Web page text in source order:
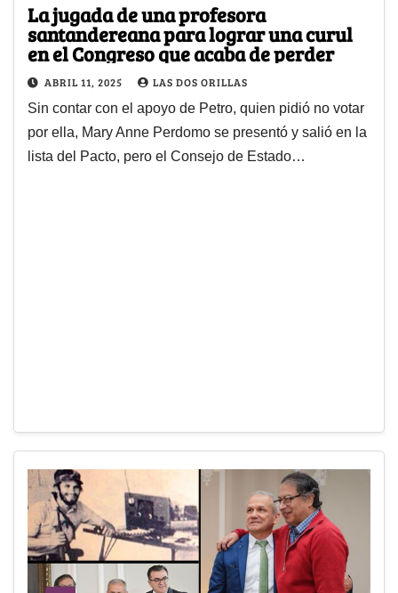
La jugada de una profesora
santandereana para lograr una curul
en el Congreso que acaba de perder
ABRIL 11, 2025 LAS DOS ORILLAS
Sin contar con el apoyo de Petro, quien pidió no votar
por ella, Mary Anne Perdomo se presentó y salió en la
lista del Pacto, pero el Consejo de Estado…